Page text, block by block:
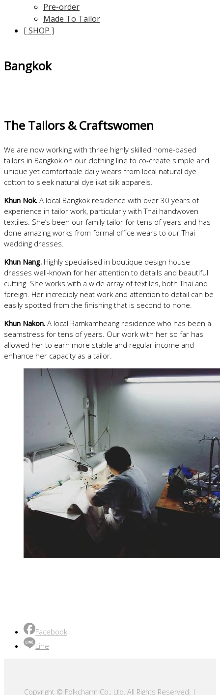
Pre-order
Made To Tailor
[ SHOP ]
Bangkok
The Tailors & Craftswomen
We are now working with three highly skilled home-based
tailors in Bangkok on our clothing line to co-create simple and
unique yet comfortable daily wears from local natural dye
cotton to sleek natural dye ikat silk apparels.
Khun Nok. A local Bangkok residence with over 30 years of
experience in tailor work, particularly with Thai handwoven
textiles. She’s been our family tailor for tens of years and has
done amazing works from formal office wears to our Thai
wedding dresses.
Khun Nang. Highly specialised in boutique design house
dresses well-known for her attention to details and beautiful
cutting. She works with a wide array of textiles, both Thai and
foreign. Her incredibly neat work and attention to detail can be
easily spotted from the finishing that is second to none.
​Khun Nakon. A local Ramkamheang residence who has been a
seamstress for tens of years. Our work with her so far has
allowed her to earn more stable and regular income and
enhance her capacity as a tailor.
Facebook
Line
Copyright © Folkcharm Co., Ltd. All Rights Reserved. |